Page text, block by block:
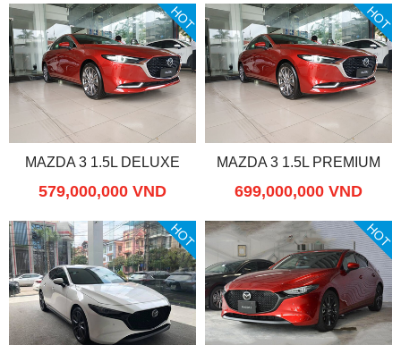
HOT
MAZDA 3 1.5L DELUXE
579,000,000 VND
HOT
MAZDA 3 1.5L PREMIUM
699,000,000 VND
HOT HOT